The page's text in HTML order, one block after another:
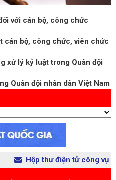
xử lý kỷ luật trong Quân đội
Quân đội nhân dân Việt Nam
HỢP BAN NỘI CHÍNH
Ủy viên Ban Chấp hành
Ban Nội chính Trung ương.
Cảnh Chân, phường Ba